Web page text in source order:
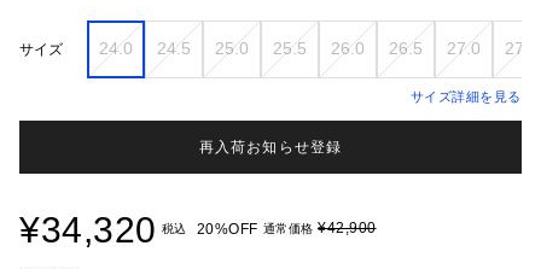
サイズ 24.0 24.5 25.0 25.5 26.0 26.5 27.0 27.5
サイズ詳細を見る
再入荷お知らせ登録
¥34,320 税込 20%OFF 通常価格 ¥42,900